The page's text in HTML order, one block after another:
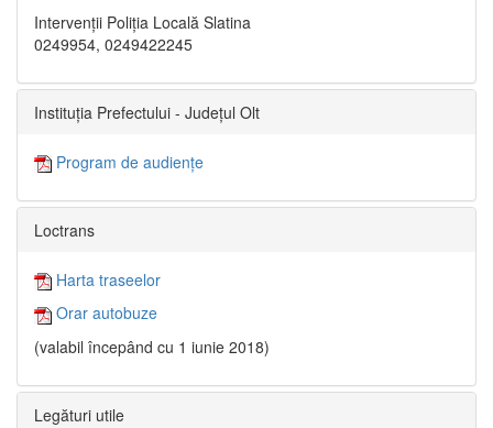
Intervenții Poliția Locală Slatina
0249954, 0249422245
Instituția Prefectului - Județul Olt
Program de audiențe
Loctrans
Harta traseelor
Orar autobuze
(valabil începând cu 1 iunie 2018)
Legături utile